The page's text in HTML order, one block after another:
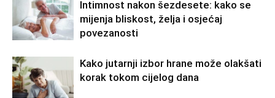
Intimnost nakon šezdesete: kako se
mijenja bliskost, želja i osjećaj
povezanosti
Kako jutarnji izbor hrane može olakšati
korak tokom cijelog dana